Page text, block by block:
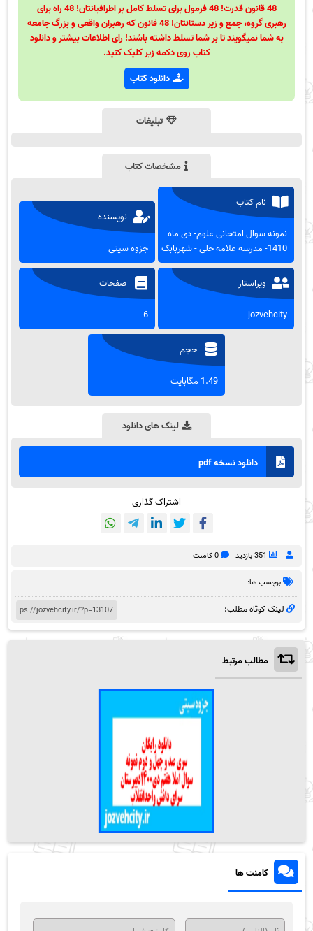
48 قانون قدرت! 48 فرمول برای تسلط کامل بر اطرافیانتان! 48 راه برای
رهبری گروه، جمع و زیر دستانتان! 48 قانون که رهبران واقعی و بزرگ جامعه
به شما نمیگویند تا بر شما تسلط داشته باشند! رای اطلاعات بیشتر و دانلود
کتاب روی دکمه زیر کلیک کنید.
دانلود کتاب
تبلیغات
مشخصات کتاب
نام کتاب
نمونه سوال امتحانی علوم- دی ماه
1410- مدرسه علامه حلی - شهربابک
نویسنده
جزوه سیتی
ویراستار
jozvehcity
صفحات
6
حجم
1.49 مگابایت
لینک های دانلود
دانلود نسخه pdf
اشتراک گذاری
351 بازدید 0 کامنت
برچسب ها:
لینک کوتاه مطلب:
مطالب مرتبط
کامنت ها